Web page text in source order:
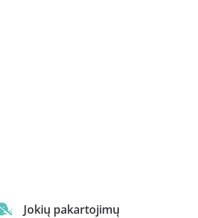
Jokių pakartojimų